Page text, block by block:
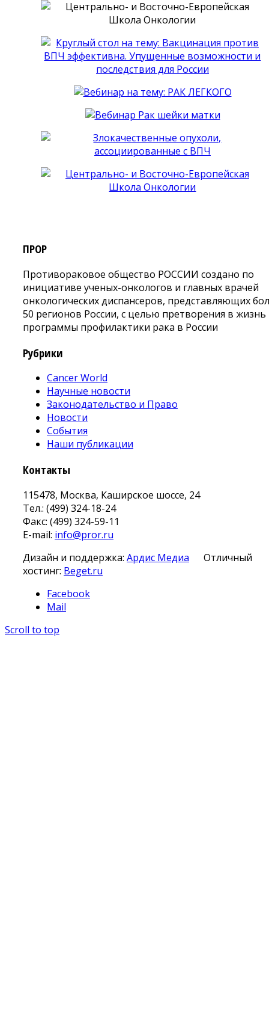
ПРОР
Противораковое общество РОССИИ создано по
инициативе ученых-онкологов и главных врачей
онкологических диспансеров, представляющих
50 регионов России, с целью претворения в жизнь
программы профилактики рака в России
Рубрики
Cancer World
Научные новости
Законодательство и Право
Новости
События
Наши публикации
Контакты
115478, Москва, Каширское шоссе, 24
Тел.: (499) 324-18-24
Факс: (499) 324-59-11
E-mail: info@pror.ru
Дизайн и поддержка: Ардис Медиа
Отличный
хостинг: Beget.ru
Facebook
Mail
Scroll to top